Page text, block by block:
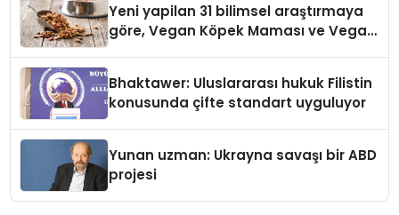
Yeni yapilan 31 bilimsel araştırmaya
göre, Vegan Köpek Maması ve Vegan
Bhaktawer: Uluslararası hukuk Filistin
konusunda çifte standart uyguluyor
Yunan uzman: Ukrayna savaşı bir ABD
projesi